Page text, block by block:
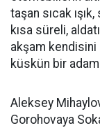
taşan sıcak
kısa süreli,
akşam kendisini
küskün bir
Aleksey
Gorohovaya